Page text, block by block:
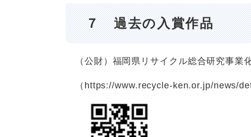
７ 過去の入賞作品
（公財）福岡県リサイクル総合研究事業
（https://www.recycle-ken.or.jp/news/